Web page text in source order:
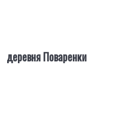
деревня Поваренки